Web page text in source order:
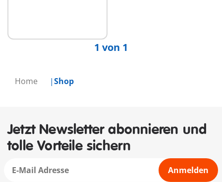
Home Shop
1 von 1
Jetzt Newsletter abonnieren und
tolle Vorteile sichern
Anmelden